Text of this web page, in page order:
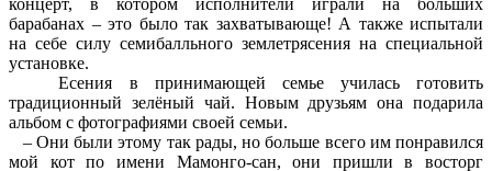
барабанах – это было так захватывающе! А также испытали
на себе силу семибалльного землетрясения на специальной
установке.
Есения в принимающей семье училась готовить
традиционный зелёный чай. Новым друзьям она подарила
альбом с фотографиями своей семьи.
– Они были этому так рады, но больше всего им понравился
мой кот по имени Мамонго-сан, они пришли в восторг